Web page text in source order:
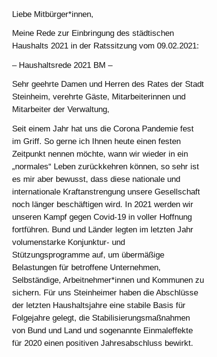
Liebe Mitbürger*innen,
Meine Rede zur Einbringung des städtischen
Haushalts 2021 in der Ratssitzung vom 09.02.2021:
– Haushaltsrede 2021 BM –
Sehr geehrte Damen und Herren des Rates der Stadt
Steinheim, verehrte Gäste, Mitarbeiterinnen und
Mitarbeiter der Verwaltung,
Seit einem Jahr hat uns die Corona Pandemie fest
im Griff. So gerne ich Ihnen heute einen festen
Zeitpunkt nennen möchte, wann wir wieder in ein
„normales“ Leben zurückkehren können, so sehr ist
es mir aber bewusst, dass diese nationale und
internationale Kraftanstrengung unsere Gesellschaft
noch länger beschäftigen wird. In 2021 werden wir
unseren Kampf gegen Covid-19 in voller Hoffnung
fortführen. Bund und Länder legten im letzten Jahr
volumenstarke Konjunktur- und
Stützungsprogramme auf, um übermäßige
Belastungen für betroffene Unternehmen,
Selbständige, Arbeitnehmer*innen und Kommunen zu
sichern. Für uns Steinheimer haben die Abschlüsse
der letzten Haushaltsjahre eine stabile Basis für
Folgejahre gelegt, die Stabilisierungsmaßnahmen
von Bund und Land und sogenannte Einmaleffekte
für 2020 einen positiven Jahresabschluss bewirkt.